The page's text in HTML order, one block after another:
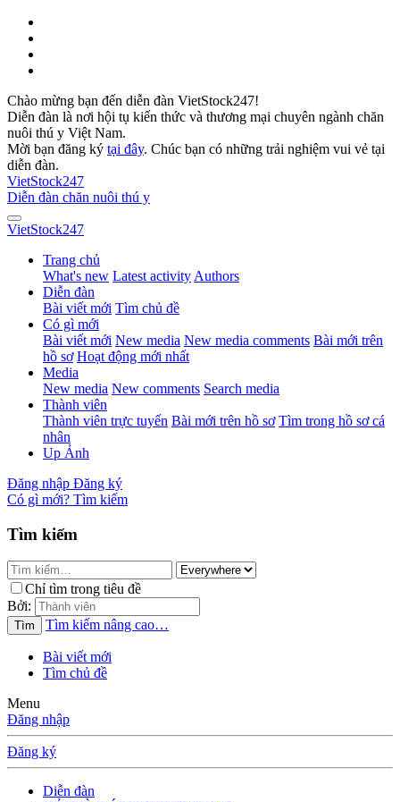
Chào mừng bạn đến diễn đàn VietStock247!
Diễn đàn là nơi hội tụ kiến thức và thương mại chuyên ngành chăn
nuôi thú y Việt Nam.
Mời bạn đăng ký tại đây. Chúc bạn có những trải nghiệm vui vẻ tại
diễn đàn.
VietStock247
Diễn đàn chăn nuôi thú y
VietStock247
Trang chủ
What's new Latest activity Authors
Diễn đàn
Bài viết mới Tìm chủ đề
Có gì mới
Bài viết mới New media New media comments Bài mới trên
hồ sơ Hoạt động mới nhất
Media
New media New comments Search media
Thành viên
Thành viên trực tuyến Bài mới trên hồ sơ Tìm trong hồ sơ cá
nhân
Up Ảnh
Đăng nhập Đăng ký
Có gì mới? Tìm kiếm
Tìm kiếm
Chỉ tìm trong tiêu đề
Bởi:
Tìm Tìm kiếm nâng cao…
Bài viết mới
Tìm chủ đề
Menu
Đăng nhập
Đăng ký
Diễn đàn